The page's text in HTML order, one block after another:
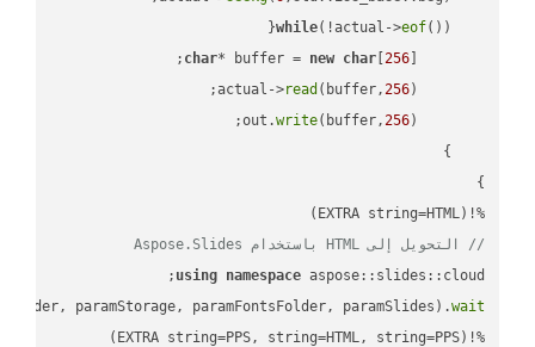
while(!actual->eof
char* buffer = new char[ 256
read (buffer,256
write(buffer,256
%!(EXTRA string=HTML)
// التحويل إلى HTML باستخدام Aspose.Slides
using namespace
paramStorage, paramFontsFolder, paramSlides).wait
%!(EXTRA string=PPS, string=HTML, string=PPS)